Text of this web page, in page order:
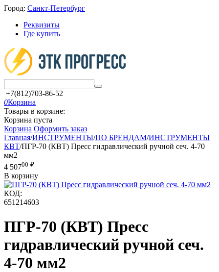
Город: Санкт-Петербург
Реквизиты
Где купить
+7(812)703-86-52
0Корзина
Товары в корзине:
Корзина пуста
Корзина Оформить заказ
Главная/ИНСТРУМЕНТЫ/ПО БРЕНДАМ/ИНСТРУМЕНТЫ
КВТ/ПГР-70 (КВТ) Пресс гидравлический ручной сеч. 4-70
мм2
4 50700 ₽
В корзину
КОД:
651214603
ПГР-70 (КВТ) Пресс
гидравлический ручной сеч.
4-70 мм2